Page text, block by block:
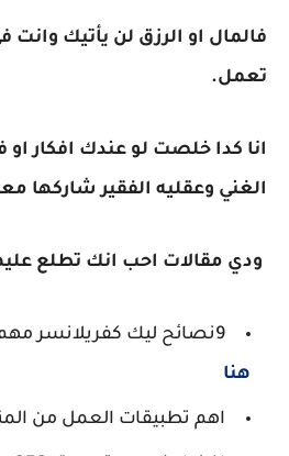
فالمال او الرزق لن يأتيك
تعمل.
انا كدا خلصت لو عندك افكار او
الغني وعقليه الفقير شاركها
ودي مقالات احب انك تطلع
9نصائح ليك كفريلانسر مهم انك تعرفها اضغط
هنا
اهم تطبيقات العمل من